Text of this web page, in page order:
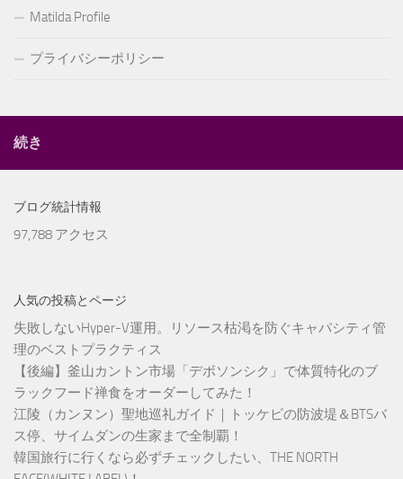
Matilda Profile
プライバシーポリシー
続き
ブログ統計情報
97,788 アクセス
人気の投稿とページ
失敗しないHyper-V運用。リソース枯渇を防ぐキャパシティ管
理のベストプラクティス
【後編】釜山カントン市場「デボソンシク」で体質特化のブ
ラックフード禅食をオーダーしてみた！
江陵（カンヌン）聖地巡礼ガイド｜トッケビの防波堤＆BTSバ
ス停、サイムダンの生家まで全制覇！
韓国旅行に行くなら必ずチェックしたい、THE NORTH